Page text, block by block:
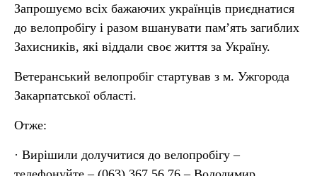
Запрошуємо всіх бажаючих українців приєднатися
до велопробігу і разом вшанувати пам’ять загиблих
Захисників, які віддали своє життя за Україну.
Ветеранський велопробіг стартував з м. Ужгорода
Закарпатської області.
Отже:
· Вирішили долучитися до велопробігу –